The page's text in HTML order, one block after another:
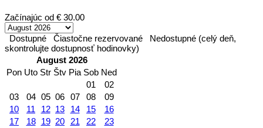
Začínajúc od € 30.00
Dostupné Čiastočne rezervované
Nedostupné (celý deň,
skontrolujte dostupnosť hodinovky)
August 2026
Pon Uto Str Štv Pia Sob Ned
01
02
03
04 05 06 07 08
09
10
11 12 13 14 15
16
17
18 19 20 21 22
23